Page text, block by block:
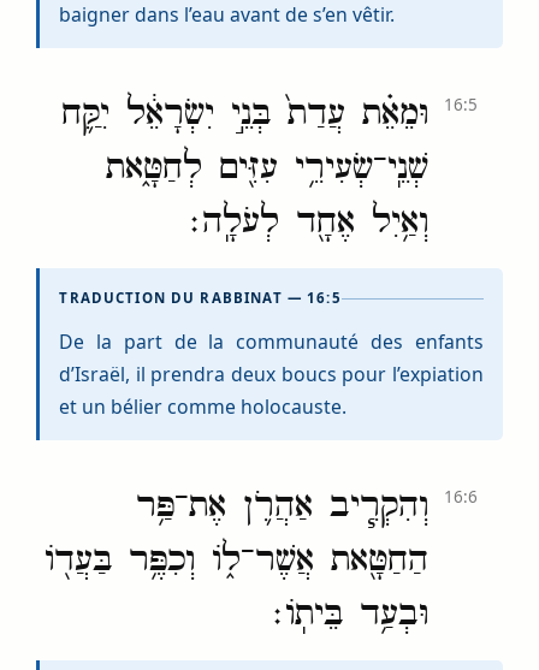
baigner dans l’eau avant de s’en vêtir.
וּמֵאֵ֗ת עֲדַת֙ בְּנֵ֣י יִשְׂרָאֵ֔ל יִקַּ֛ח
שְׁנֵֽי־שְׂעִירֵ֥י עִזִּ֖ים לְחַטָּ֑את
וְאַ֥יִל אֶחָ֖ד לְעֹלָֽה׃
16:5
TRADUCTION DU RABBINAT — 16:5
De la part de la communauté des enfants
d’Israël, il prendra deux boucs pour l’expiation
et un bélier comme holocauste.
וְהִקְרִ֧יב אַהֲרֹ֛ן אֶת־פַּ֥ר
הַחַטָּ֖את אֲשֶׁר־ל֑וֹ וְכִפֶּ֥ר בַּעֲד֖וֹ
וּבְעַ֥ד בֵּיתֽוֹ׃
16:6